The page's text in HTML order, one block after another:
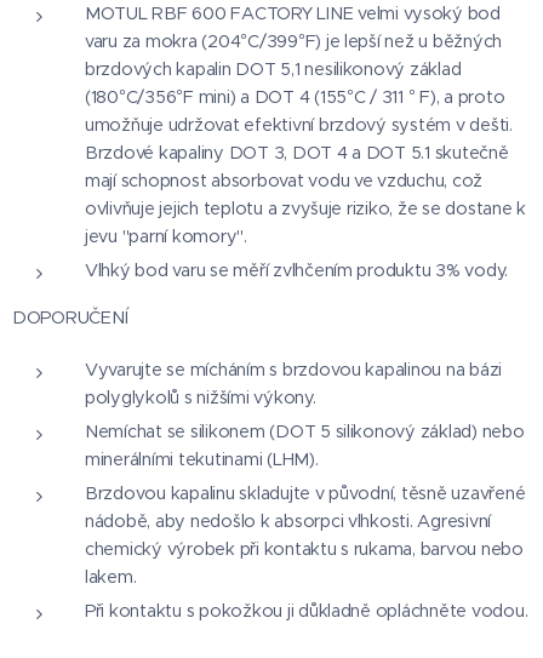
MOTUL RBF 600 FACTORY LINEvelmi vysoký bod
varu za mokra (204°C/399°F) je lepší než u běžných
brzdových kapalin DOT 5,1 nesilikonový základ
(180°C/356°F mini) a DOT 4 (155°C / 311 ° F), a proto
umožňuje udržovat efektivní brzdový systém v dešti.
Brzdové kapaliny DOT 3, DOT 4 a DOT 5.1 skutečně
mají schopnost absorbovat vodu ve vzduchu, což
ovlivňuje jejich teplotu a zvyšuje riziko, že se dostane k
jevu "parní komory".
Vlhký bod varu se měří zvlhčením produktu 3% vody.
DOPORUČENÍ
Vyvarujte se mícháním s brzdovou kapalinou na bázi
polyglykolů s nižšími výkony.
Nemíchat se silikonem (DOT 5 silikonový základ) nebo
minerálními tekutinami (LHM).
Brzdovou kapalinu skladujte v původní, těsně uzavřené
nádobě, aby nedošlo k absorpci vlhkosti. Agresivní
chemický výrobek při kontaktu s rukama, barvou nebo
lakem.
Při kontaktu s pokožkou ji důkladně opláchněte vodou.